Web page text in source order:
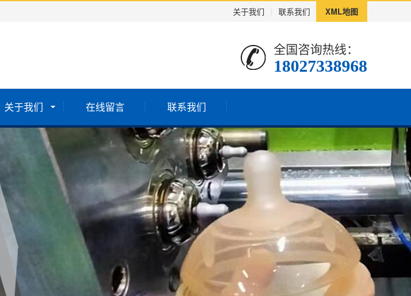
关于我们 联系我们 XML地图
全国咨询热线：
18027338968
关于我们 在线留言 联系我们